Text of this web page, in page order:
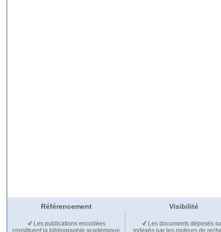
Référencement Visibilité
Les publications encodées
Les documents déposés